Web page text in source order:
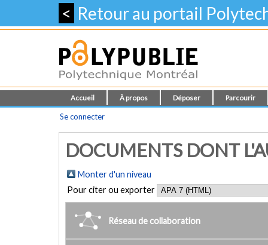
< Retour au portail
Accueil À propos Déposer Parcourir
Se connecter
DOCUMENTS DONT
Monter d'un niveau
Pour citer ou exporter
Réseau de collaboration